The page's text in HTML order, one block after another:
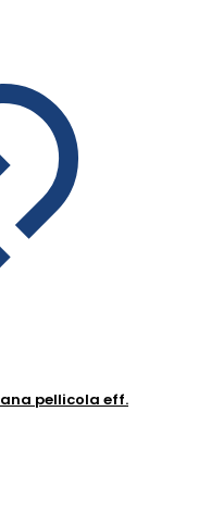
pellicola eff.